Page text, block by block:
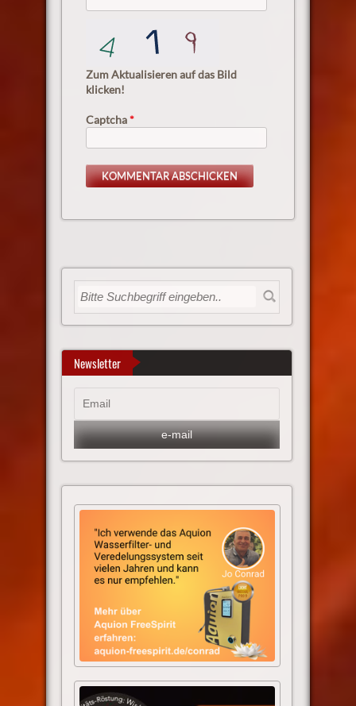
Zum Aktualisieren auf das Bild
klicken!
Captcha*
Newsletter